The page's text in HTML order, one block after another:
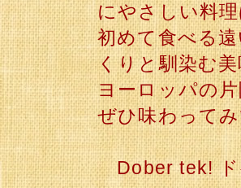
にやさしい料
初めて食べる
くりと馴染む
ヨーロッパの
ぜひ味わって
Dober tek! ド